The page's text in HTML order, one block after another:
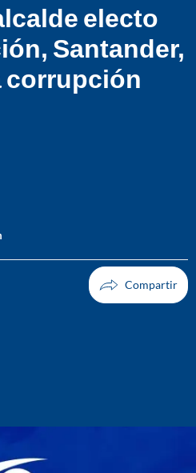
electo
Santander,
corrupción